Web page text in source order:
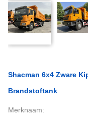
Shacman 6x4 Zware
Brandstoftank
Merknaam: